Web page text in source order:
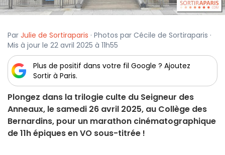
Par Julie de Sortiraparis · Photos par Cécile de Sortiraparis ·
Mis à jour le 22 avril 2025 à 11h55
Plus de positif dans votre fil Google ? Ajoutez
Sortir à Paris.
Plongez dans la trilogie culte du Seigneur des
Anneaux, le samedi 26 avril 2025, au Collège des
Bernardins, pour un marathon cinématographique
de 11h épiques en VO sous-titrée !